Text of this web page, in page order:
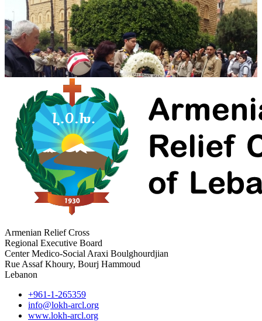
Armenian Relief Cross
Regional Executive Board
Center Medico-Social Araxi Boulghourdjian
Rue Assaf Khoury, Bourj Hammoud
Lebanon
+961-1-265359
info@lokh-arcl.org
www.lokh-arcl.org